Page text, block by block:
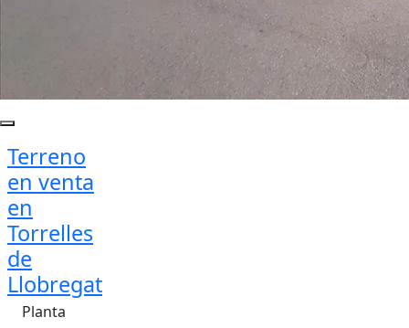
Terreno
en venta
en
Torrelles
de
Llobregat
Planta